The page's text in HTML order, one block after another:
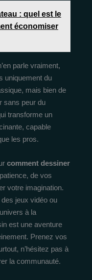
: quel est le
économiser
parle vraiment,
uniquement du
mais bien de
sans peur du
transforme un
capable
les pros.
comment dessiner
de vos
votre imagination.
jeux vidéo ou
à la
est une aventure
Prenez vos
n’hésitez pas à
la communauté.